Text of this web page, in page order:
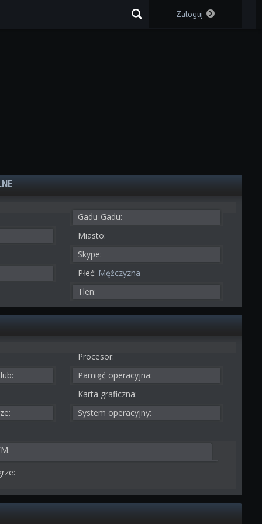
Zaloguj
Gadu-Gadu:
Miasto:
Skype:
Płeć: Mężczyzna
Tlen:
Procesor:
Pamięć operacyjna:
Karta graficzna:
System operacyjny: